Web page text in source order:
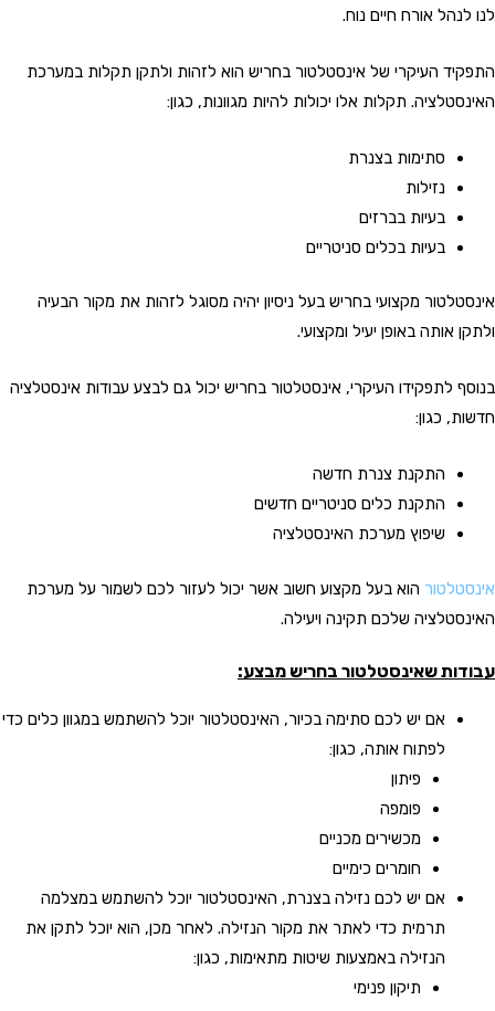
לנו לנהל אורח חיים נוח.
התפקיד העיקרי של אינסטלטור בחריש הוא לזהות ולתקן תקלות במערכת
האינסטלציה. תקלות אלו יכולות להיות מגוונות, כגון:
סתימות בצנרת
נזילות
בעיות בברזים
בעיות בכלים סניטריים
אינסטלטור מקצועי בחריש בעל ניסיון יהיה מסוגל לזהות את מקור הבעיה
ולתקן אותה באופן יעיל ומקצועי.
בנוסף לתפקידו העיקרי, אינסטלטור בחריש יכול גם לבצע עבודות אינסטלציה
חדשות, כגון:
התקנת צנרת חדשה
התקנת כלים סניטריים חדשים
שיפוץ מערכת האינסטלציה
אינסטלטור הוא בעל מקצוע חשוב אשר יכול לעזור לכם לשמור על מערכת
האינסטלציה שלכם תקינה ויעילה.
עבודות שאינסטלטור בחריש מבצע:
אם יש לכם סתימה בכיור, האינסטלטור יוכל להשתמש במגוון כלים כדי
לפתוח אותה, כגון:
פיתון
פומפה
מכשירים מכניים
חומרים כימיים
אם יש לכם נזילה בצנרת, האינסטלטור יוכל להשתמש במצלמה
תרמית כדי לאתר את מקור הנזילה. לאחר מכן, הוא יוכל לתקן את
הנזילה באמצעות שיטות מתאימות, כגון:
תיקון פנימי